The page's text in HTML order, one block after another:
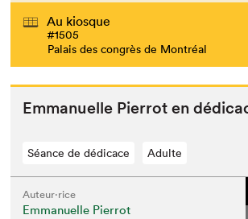
Au kiosque
#1505
Palais des congrès de Montréal
Emmanuelle Pier­rot en
Séance de dédicace Adulte
Auteur·rice
Emmanuelle Pierrot